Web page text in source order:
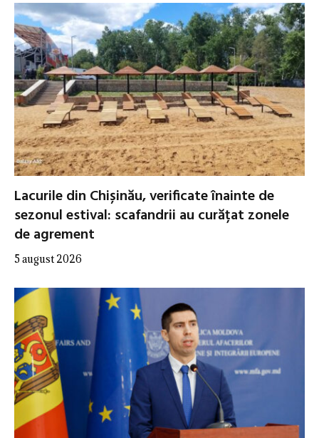
Lacurile din Chișinău, verificate înainte de
sezonul estival: scafandrii au curățat zonele
de agrement
5 august 2026